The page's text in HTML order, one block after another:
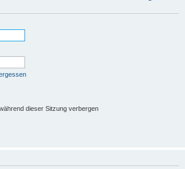
h
dieser Sitzung verbergen